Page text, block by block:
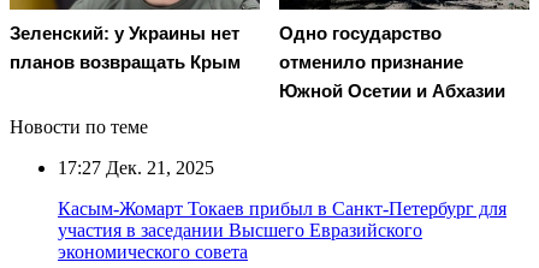
Зеленский: у Украины нет
планов возвращать Крым
Одно государство
отменило признание
Южной Осетии и Абхазии
Новости по теме
17:27 Дек. 21, 2025
Касым-Жомарт Токаев прибыл в Санкт-Петербург для
участия в заседании Высшего Евразийского
экономического совета